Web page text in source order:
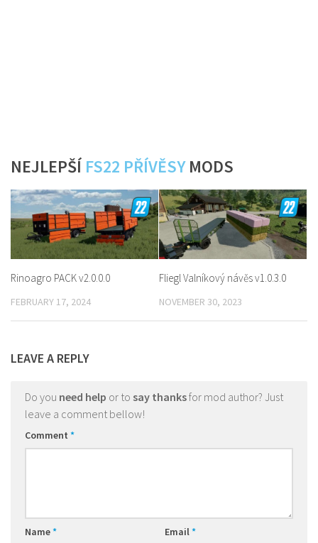
NEJLEPŠÍ FS22 PŘÍVĚSYMODS
Rinoagro PACK v2.0.0.0
FEBRUARY 17, 2024
Fliegl Valníkový návěs v1.0.3.0
NOVEMBER 30, 2023
LEAVE A REPLY
Do you need help or to say thanksfor mod author? Just
leave a comment bellow!
Comment *
Name* Email*